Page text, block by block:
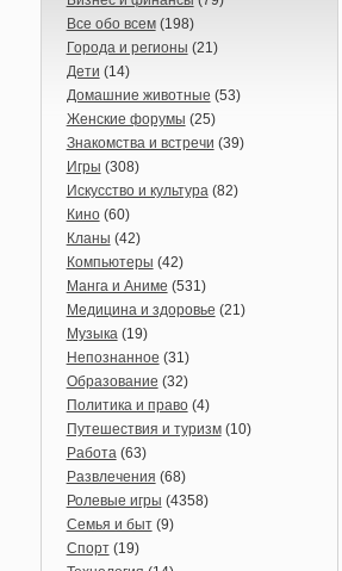
Все обо всем(198)
Города и регионы (21)
Дети (14)
Домашние животные (53)
Женские форумы (25)
Знакомства и встречи (39)
Игры (308)
Искусство и культура(82)
Кино(60)
Кланы (42)
Компьютеры (42)
Манга и Аниме (531)
Медицина и здоровье (21)
Музыка(19)
Непознанное (31)
Образование (32)
Политика и право(4)
Путешествия и туризм(10)
Работа(63)
Развлечения (68)
Ролевые игры (4358)
Семья и быт(9)
Спорт(19)